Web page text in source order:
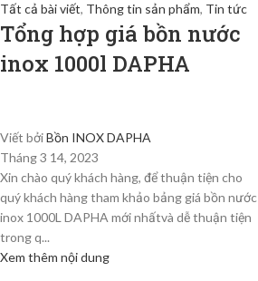
Tất cả bài viết, Thông tin sản phẩm, Tin tức
Tổng hợp giá bồn nước
inox 1000l DAPHA
Viết bởiBồn INOX DAPHA
Tháng 3 14, 2023
Xin chào quý khách hàng, để thuận tiện cho
quý khách hàng tham khảo bảng giá bồn nước
inox 1000L DAPHA mới nhấtvà dễ thuận tiện
trong q...
Xem thêm nội dung